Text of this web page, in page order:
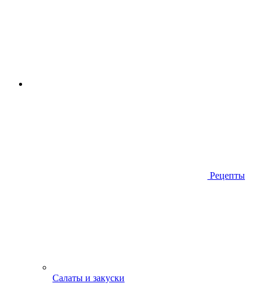
Рецепты
Салаты и закуски